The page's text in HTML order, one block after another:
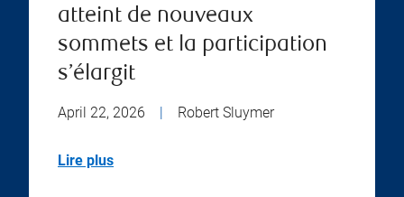
atteint de nouveaux
sommets et la participation
s’élargit
April 22, 2026 | Robert Sluymer
Lire plus